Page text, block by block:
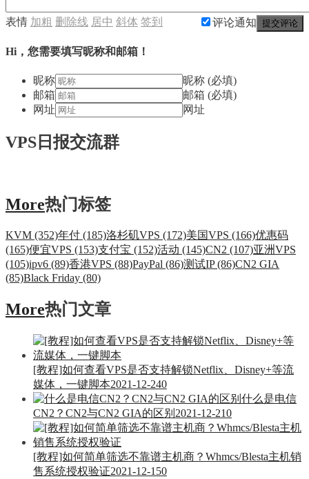
提交评论
评论通知
表情 加粗 删除线 居中 斜体 签到
Hi，您需要填写昵称和邮箱！
昵称
昵称 (必填)
邮箱
邮箱 (必填)
网址
网址
VPS日报交流群
More热门标签
KVM (352)年付 (185)洛杉矶VPS (172)美国VPS (166)优惠码
(165)便宜VPS (153)支付宝 (152)活动 (145)CN2 (107)亚洲VPS
(105)ipv6 (89)香港VPS (88)PayPal (86)测试IP (86)CN2 GIA
(85)Black Friday (80)
More热门文章
[教程]如何查看VPS是否支持解锁Netflix、Disney+等流
媒体，一键脚本2021-12-240
什么是电信
CN2？CN2与CN2 GIA的区别 2021-12-210
[教程]如何简单筛选不靠谱主机商？Whmcs/Blesta主机销
售系统授权验证2021-12-150